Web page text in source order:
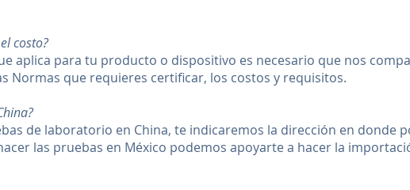
costo?
aplica para tu producto o dispositivo es necesario que nos
Normas que requieres certificar, los costos y requisitos.
de laboratorio en China, te indicaremos la dirección en donde
las pruebas en México podemos apoyarte a hacer la